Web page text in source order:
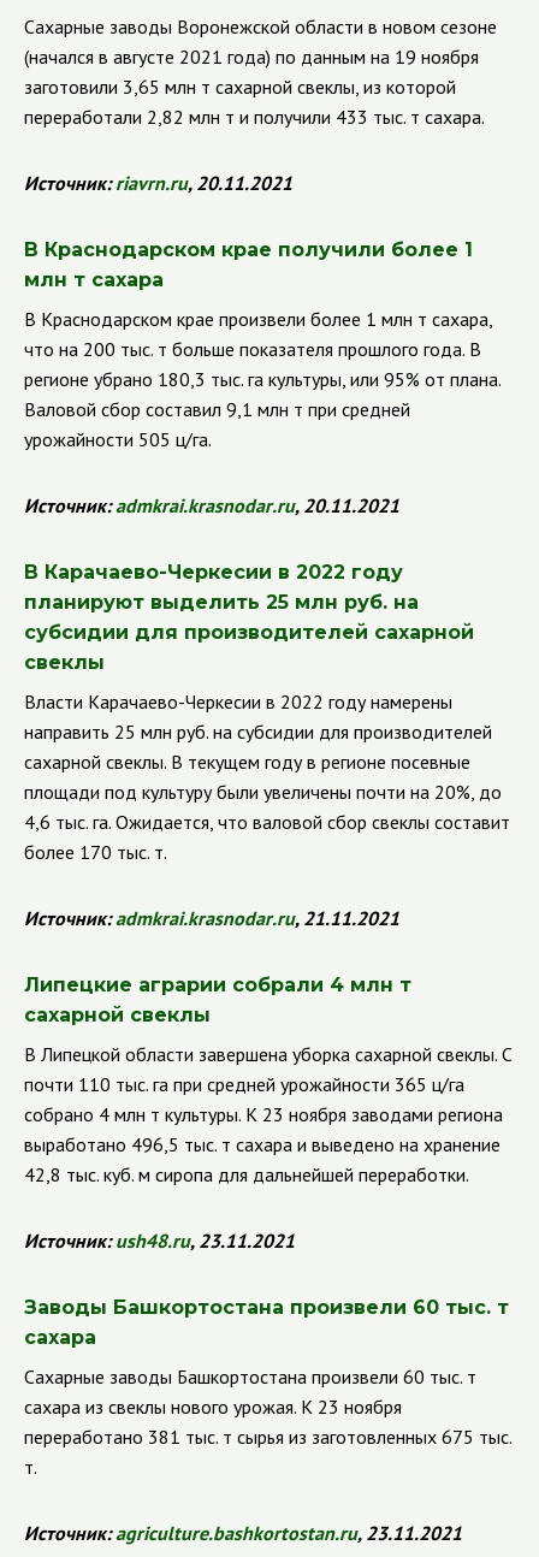
Сахарные заводы Воронежской области в новом сезоне
(начался в августе 2021 года) по данным на 19 ноября
заготовили 3,65 млн т сахарной свеклы, из которой
переработали 2,82 млн т и получили 433 тыс. т сахара.
Источник:riavrn.ru, 20.11.2021
В Краснодарском крае получили более 1
млн т сахара
В Краснодарском крае произвели более 1 млн т сахара,
что на 200 тыс. т больше показателя прошлого года. В
регионе убрано 180,3 тыс. га культуры, или 95% от плана.
Валовой сбор составил 9,1 млн т при средней
урожайности 505 ц/га.
Источник:admkrai.krasnodar.ru, 20.11.2021
В Карачаево-Черкесии в 2022 году
планируют выделить 25 млн руб. на
субсидии для производителей сахарной
свеклы
Власти Карачаево-Черкесии в 2022 году намерены
направить 25 млн руб. на субсидии для производителей
сахарной свеклы. В текущем году в регионе посевные
площади под культуру были увеличены почти на 20%, до
4,6 тыс. га. Ожидается, что валовой сбор свеклы составит
более 170 тыс. т.
Источник:admkrai.krasnodar.ru, 21.11.2021
Липецкие аграрии собрали 4 млн т
сахарной свеклы
В Липецкой области завершена уборка сахарной свеклы. С
почти 110 тыс. га при средней урожайности 365 ц/га
собрано 4 млн т культуры. К 23 ноября заводами региона
выработано 496,5 тыс. т сахара и выведено на хранение
42,8 тыс. куб. м сиропа для дальнейшей переработки.
Источник:ush48.ru, 23.11.2021
Заводы Башкортостана произвели 60 тыс. т
сахара
Сахарные заводы Башкортостана произвели 60 тыс. т
сахара из свеклы нового урожая. К 23 ноября
переработано 381 тыс. т сырья из заготовленных 675 тыс.
т.
Источник:agriculture.bashkortostan.ru, 23.11.2021